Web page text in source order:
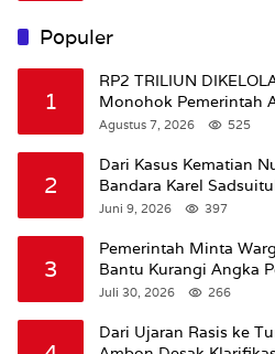
Populer
1
RP2 TRILIUN
Monohok Pemerintah
Amran Soal Dana
Agustus 7, 2026 525
2
Dari Kasus Kematian
Bandara Karel
Dipertanyakan
Juni 9, 2026 397
3
Pemerintah Minta
Bantu Kurangi Angka
Juli 30, 2026 266
Dari Ujaran Rasis ke